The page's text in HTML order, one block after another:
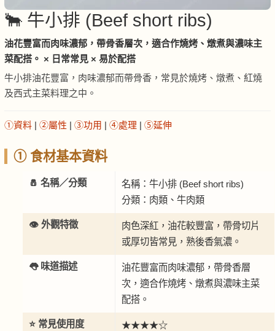
🐂 牛小排 (Beef short ribs)
油花豐富而肉味濃郁，帶骨香層次，適合作燒烤、燉煮與濃味主
菜配搭。 × 日常常見 × 易於配搭
牛小排油花豐富，肉味濃郁而帶骨香，常見於燒烤、燉煮、紅燒
及西式主菜料理之中。
①資料 | ②屬性 | ③功用 | ④處理 | ⑤延伸
① 食材基本資料
🧂 名稱／分類
名稱：牛小排 (Beef short ribs)
分類：肉類、牛肉類
👁️ 外觀特徵
肉色深紅，油花較豐富，帶骨切片
或厚切皆常見，熟後香氣濃。
👅 味道描述
油花豐富而肉味濃郁，帶骨香層
次，適合作燒烤、燉煮與濃味主菜
配搭。
⭐ 常見使用度 ★★★★☆